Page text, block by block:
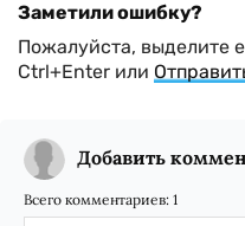
Заметили ошибку?
Пожалуйста, выделите
Ctrl+Enter или
Добавить
Всего комментариев: 1